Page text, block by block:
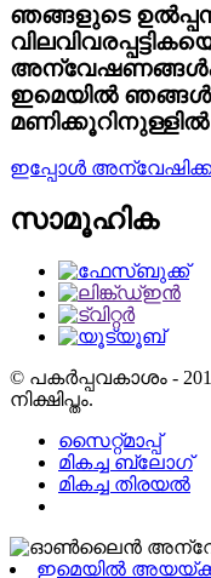
ഞങ്ങളുടെ
ഇമെയിൽ
ഇപ്പോൾ
സാമൂഹിക
© പകർപ്പവകാശം -
നിക്ഷിപ്തം.
സൈറ്റ്മാപ്പ്
മികച്ച ബ്ലോഗ്
മികച്ച തിരയൽ
ഇമെയിൽ